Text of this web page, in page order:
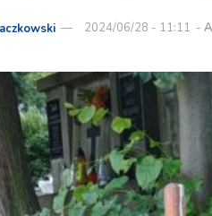
2024/06/28 - 11:11 -